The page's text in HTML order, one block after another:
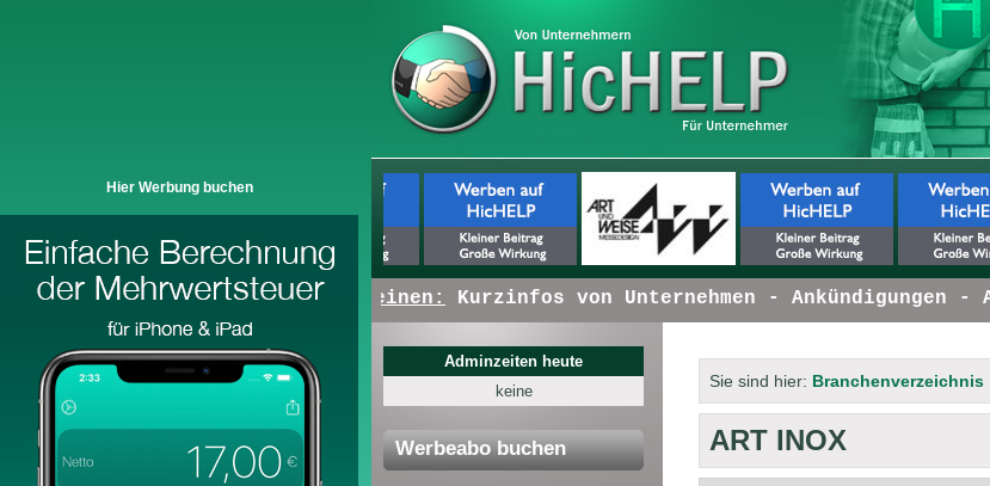
Hier Werbung buchen
+ + +Hier erscheinen:Kurzinfos von Unternehmen - Ankündigungen -
Adminzeiten heute
keine
Werbeabo buchen
Sie sind hier: Branchenverzeichnis
ART INOX